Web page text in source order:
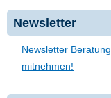
Newsletter
Newsletter
mitnehmen!